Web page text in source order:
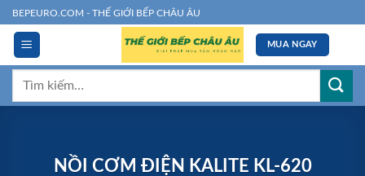
Chuyển
đến
dung
BEPEURO.COM - THẾ GIỚI BẾP CHÂU ÂU
MUA NGAY
Tìm
NỒI CƠM ĐIỆN KALITE KL-620